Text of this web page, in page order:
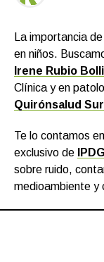
La importancia
en niños.
Irene Rubio
Clínica y en
Quirónsalud Sur
Te lo contamos en
exclusivo de
sobre ruido,
medioambiente y